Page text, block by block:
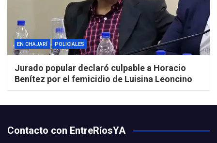
EN CHAJARÍ POLICIALES
Jurado popular declaró culpable a Horacio
Benítez por el femicidio de Luisina Leoncino
Contacto con EntreRíosYA